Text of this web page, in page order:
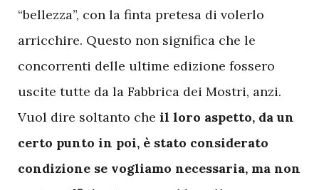
“bellezza”, con la finta pretesa di volerlo
arricchire. Questo non significa che le
concorrenti delle ultime edizione fossero
uscite tutte da la Fabbrica dei Mostri, anzi.
Vuol dire soltanto che il loro aspetto, da un
certo punto in poi, è stato considerato
condizione se vogliamo necessaria, ma non